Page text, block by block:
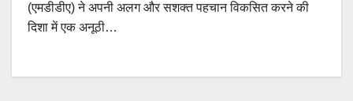
(एमडीडीए) ने अपनी अलग और सशक्त पहचान विकसित करने की
दिशा में एक अनूठी…